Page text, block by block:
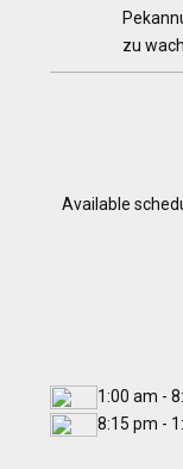
zu
Available
1:00 am -
8:15 pm -